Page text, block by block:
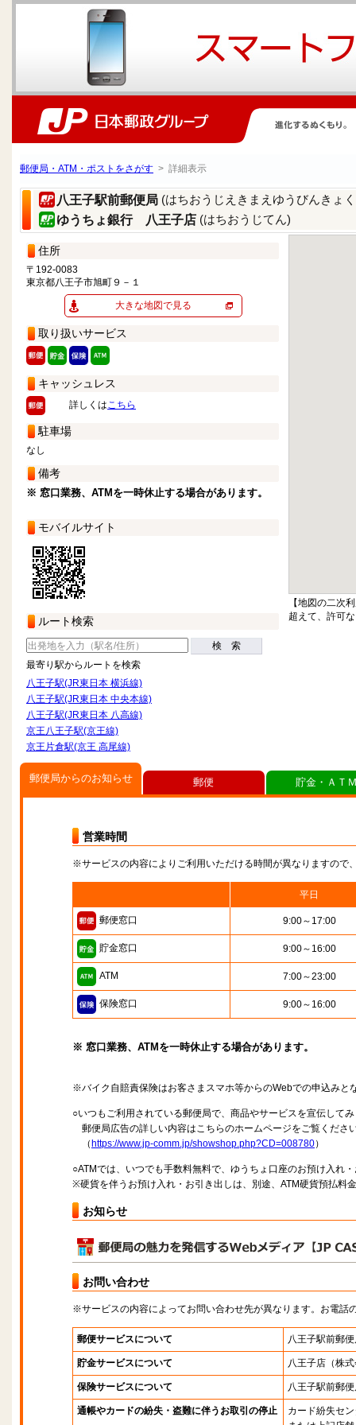
郵便局・ATM・ポストをさがす > 詳細表示
八王子駅前郵便局 (はちおうじえきまえゆうびんきょ
ゆうちょ銀行 八王子店 (はちおうじてん)
住所
〒192-0083
東京都八王子市旭町９－１
大きな地図で見る
取り扱いサービス
キャッシュレス
詳しくはこちら
駐車場
なし
備考
※ 窓口業務、ATMを一時休止する場合があります。
モバイルサイト
ルート検索
検 索
最寄り駅からルートを検索
八王子駅(JR東日本 横浜線)
八王子駅(JR東日本 中央本線)
八王子駅(JR東日本 八高線)
京王八王子駅(京王線)
京王片倉駅(京王 高尾線)
【地図の二次
超えて、許可
郵便局からのお知らせ
営業時間
※サービスの内容によりご利用いただける時間が異なりますので
平日
郵便窓口 9:00～17:00
貯金窓口 9:00～16:00
ATM 7:00～23:00
保険窓口 9:00～16:00
※ 窓口業務、ATMを一時休止する場合があります。
※バイク自賠責保険はお客さまスマホ等からのWebでの申込みと
○いつもご利用されている郵便局で、商品やサービスを宣伝して
郵便局広告の詳しい内容はこちらのホームページをご覧くださ
（ https://www.jp-comm.jp/showshop.php?CD=008780）
○ATMでは、いつでも手数料無料で、ゆうちょ口座のお預け入れ
※硬貨を伴うお預け入れ・お引き出しは、別途、ATM硬貨預払料
お知らせ
お問い合わせ
※サービスの内容によってお問い合わせ先が異なります。お電話
郵便サービスについて 八王子駅前郵
貯金サービスについて 八王子店 （株
保険サービスについて 八王子駅前郵
通帳やカードの紛失・盗難に伴うお取引の停止
カード紛失セ
郵便 貯金・ＡＴ